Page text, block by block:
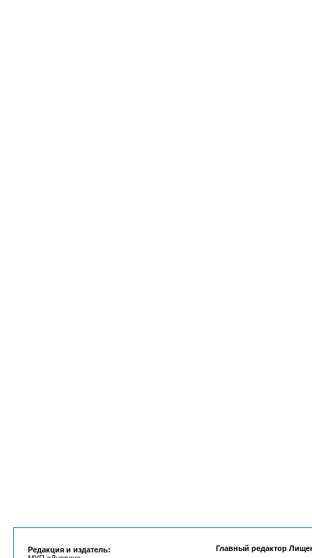
Редакция и издатель:
Главный редактор